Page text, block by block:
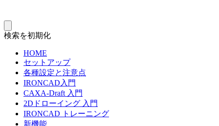
検索を初期化
HOME
セットアップ
各種設定と注意点
IRONCAD入門
CAXA-Draft 入門
2Dドローイング 入門
IRONCAD トレーニング
新機能